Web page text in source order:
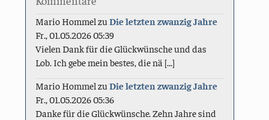
Mario Hommel zuDie letzten zwanzig Jahre
Fr., 01.05.2026 05:39
Vielen Dank für die Glückwünsche und das
Lob. Ich gebe mein bestes, die nä [...]
Mario Hommel zuDie letzten zwanzig Jahre
Fr., 01.05.2026 05:36
Danke für die Glückwünsche. Zehn Jahre sind